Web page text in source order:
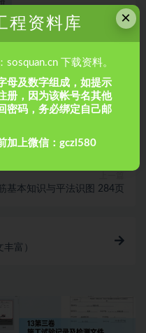
基本知识与平法识图 284页
富）
×
程资料库
sosquan.cn 下载资料。
母及数字组成，如提示
册，因为该帐号名其他
密码，务必绑定自己邮
加上微信：gczl580